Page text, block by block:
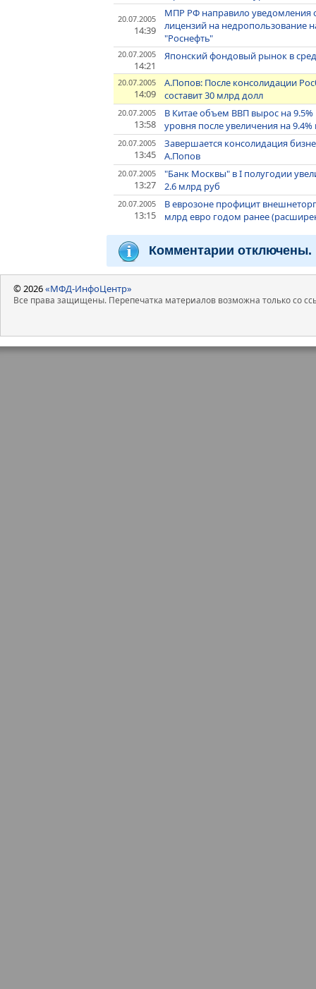
20.07.2005
14:39
МПР РФ направило
лицензий на
"Роснефть"
20.07.2005
14:21
Японский фондовый рынок в
20.07.2005
14:09
А.Попов: После консолидации
составит 30 млрд долл
20.07.2005
13:58
В Китае объем ВВП вырос на
уровня после увеличения на 9.4%
20.07.2005
13:45
Завершается консолидация
А.Попов
20.07.2005
13:27
"Банк Москвы" в I полугодии
2.6 млрд руб
20.07.2005
13:15
В еврозоне профицит
млрд евро годом ранее
Комментарии отключены.
© 2026«МФД-ИнфоЦентр»
Все права защищены. Перепечатка материалов возможна только со